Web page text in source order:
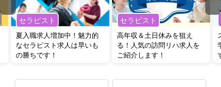
セラピスト
夏入職求人増加中！魅力的
なセラピスト求人は早いも
の勝ちです！
セラピスト
高年収＆土日休みを狙え
る！人気の訪問リハ求人を
ご紹介します！